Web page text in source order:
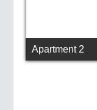
Apartment 2